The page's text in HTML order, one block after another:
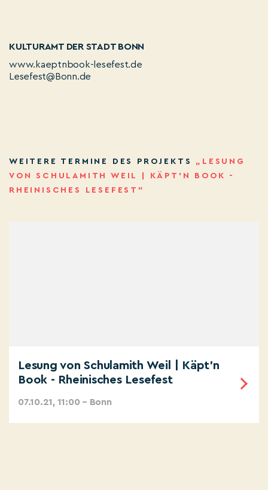
KULTURAMT DER STADT BONN
www.kaeptnbook-lesefest.de
Lesefest@Bonn.de
WEITERE TERMINE DES PROJEKTS „LESUNG
VON SCHULAMITH WEIL | KÄPT'N BOOK -
RHEINISCHES LESEFEST”
Lesung von Schulamith Weil | Käpt'n
Book - Rheinisches Lesefest
07.10.21, 11:00 – Bonn